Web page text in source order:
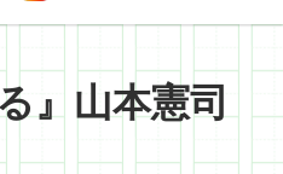
』山本憲司